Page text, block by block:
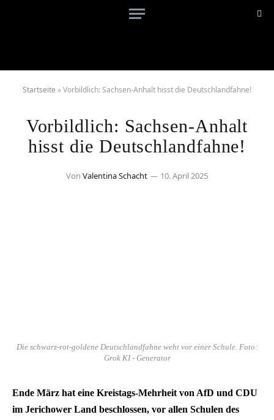
Startseite »Vorbildlich: Sachsen-Anhalt hisst die Deutschlandfahne!
Vorbildlich: Sachsen-Anhalt
hisst die Deutschlandfahne!
Von Valentina Schacht 10. April 2025
Die schwarz-rot-goldene Deutschlandfahne weht vor einer Schule. Foto:
Grok KI - Generator
Ende März hat eine Kreistags-Mehrheit von AfD und CDU
im Jerichower Land beschlossen, vor allen Schulen des